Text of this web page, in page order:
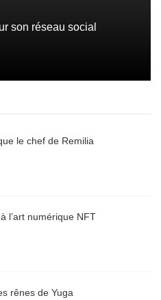
son réseau social
le chef de Remilia
l’art numérique NFT
rênes de Yuga